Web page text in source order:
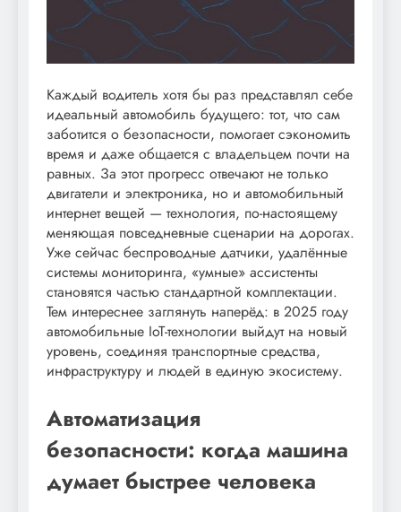
Каждый водитель хотя бы раз представлял себе
идеальный автомобиль будущего: тот, что сам
заботится о безопасности, помогает сэкономить
время и даже общается с владельцем почти на
равных. За этот прогресс отвечают не только
двигатели и электроника, но и автомобильный
интернет вещей — технология, по-настоящему
меняющая повседневные сценарии на дорогах.
Уже сейчас беспроводные датчики, удалённые
системы мониторинга, «умные» ассистенты
становятся частью стандартной комплектации.
Тем интереснее заглянуть наперёд: в 2025 году
автомобильные IoT-технологии выйдут на новый
уровень, соединяя транспортные средства,
инфраструктуру и людей в единую экосистему.
Автоматизация
безопасности: когда машина
думает быстрее человека